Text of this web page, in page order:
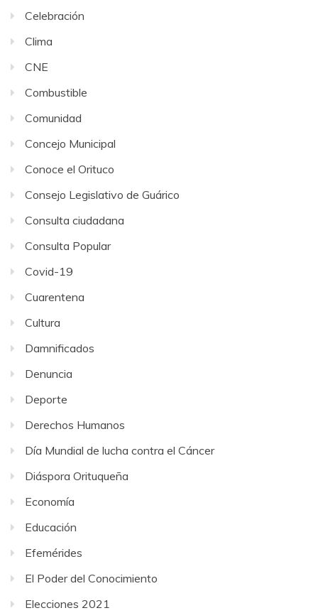
Celebración
Clima
CNE
Combustible
Comunidad
Concejo Municipal
Conoce el Orituco
Consejo Legislativo de Guárico
Consulta ciudadana
Consulta Popular
Covid-19
Cuarentena
Cultura
Damnificados
Denuncia
Deporte
Derechos Humanos
Día Mundial de lucha contra el Cáncer
Diáspora Orituqueña
Economía
Educación
Efemérides
El Poder del Conocimiento
Elecciones 2021